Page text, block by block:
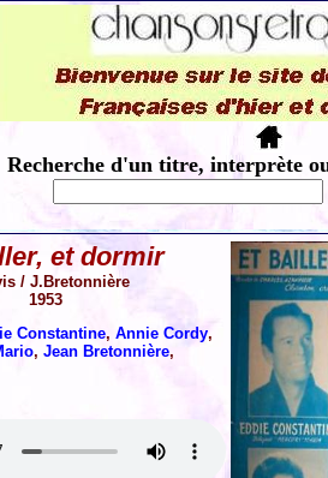
Recherche d'un titre, interprète
et dormir
/ J.Bretonnière
1953
Constantine, Annie Cordy,
, Jean Bretonnière,